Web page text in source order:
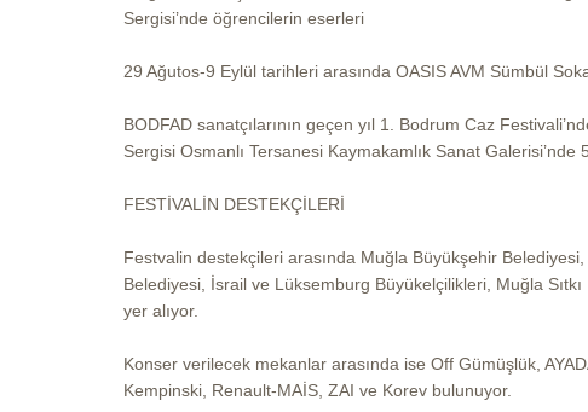
Sergisi’nde öğrencilerin eserleri
29 Ağutos-9 Eylül tarihleri arasında OASIS AVM Sümbül
BODFAD sanatçılarının geçen yıl 1. Bodrum Caz
Sergisi Osmanlı Tersanesi Kaymakamlık Sanat
FESTİVALİN DESTEKÇİLERİ
Festvalin destekçileri arasında Muğla Büyükşehir
Belediyesi, İsrail ve Lüksemburg Büyükelçilikleri, Muğla
yer alıyor.
Konser verilecek mekanlar arasında ise Off Gümüşlük,
Kempinski, Renault-MAİS, ZAI ve Korev bulunuyor.